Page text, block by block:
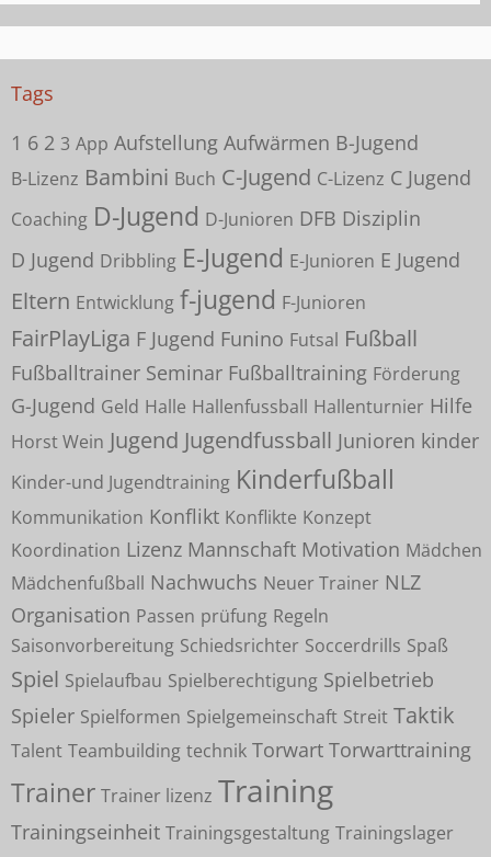
Tags
1 6 2 3 App Aufstellung Aufwärmen B-Jugend
B-Lizenz Bambini Buch C-Jugend C-Lizenz C Jugend
Coaching D-Jugend D-Junioren DFB Disziplin
D Jugend Dribbling E-Jugend E-Junioren E Jugend
Eltern Entwicklung f-jugend F-Junioren
FairPlayLiga F Jugend Funino Futsal Fußball
Fußballtrainer Seminar Fußballtraining Förderung
G-Jugend Geld Halle Hallenfussball Hallenturnier Hilfe
Horst Wein Jugend Jugendfussball Junioren kinder
Kinder-und Jugendtraining Kinderfußball
Kommunikation Konflikt Konflikte Konzept
Koordination Lizenz Mannschaft Motivation Mädchen
Mädchenfußball Nachwuchs Neuer Trainer NLZ
Organisation Passen prüfung Regeln
Saisonvorbereitung Schiedsrichter Soccerdrills Spaß
Spiel Spielaufbau Spielberechtigung Spielbetrieb
Spieler Spielformen Spielgemeinschaft Streit Taktik
Talent Teambuilding technik Torwart Torwarttraining
Trainer Trainer lizenz Training
Trainingseinheit Trainingsgestaltung Trainingslager